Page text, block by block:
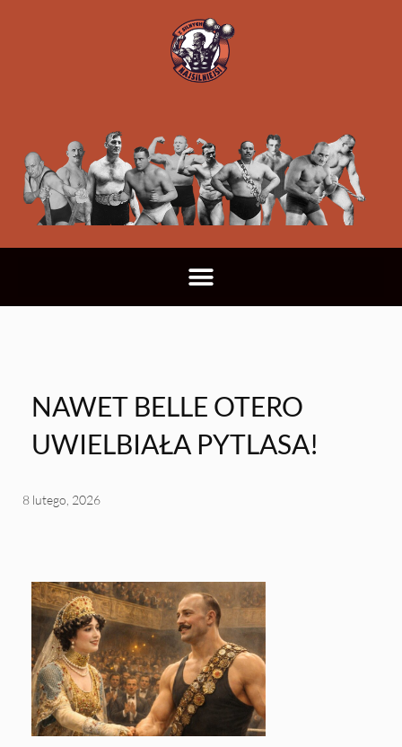
NAWET BELLE OTERO
UWIELBIAŁA PYTLASA!
8 lutego, 2026